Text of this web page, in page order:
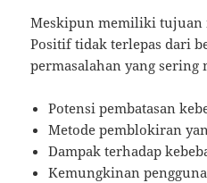
Meskipun memiliki
Positif tidak terlepas dari
permasalahan yang
Potensi pembatasan
Metode pemblokiran
Dampak terhadap
Kemungkinan